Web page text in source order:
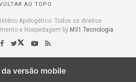
AO TOPO
Apologético. Todos os direitos
e Hospedagem by M31 Tecnologia
da versão mobile